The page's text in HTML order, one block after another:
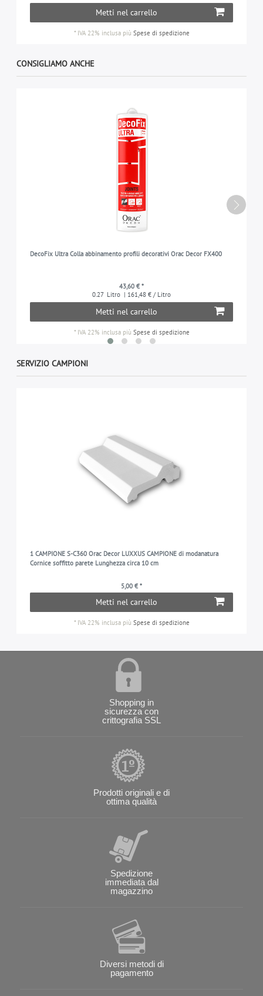
Metti nel carrello
* IVA 22% inclusapiù Spese di spedizione
CONSIGLIAMO ANCHE
DecoFix Ultra Colla abbinamento profili decorativi Orac Decor FX400
43,60 € *
0.27 Litro | 161,48 € / Litro
Metti nel carrello
* IVA 22% inclusapiù Spese di spedizione
SERVIZIO CAMPIONI
1 CAMPIONE S-C360 Orac Decor LUXXUS CAMPIONE di modanatura
Cornice soffitto parete Lunghezza circa 10 cm
5,00 € *
Metti nel carrello
* IVA 22% inclusapiù Spese di spedizione
Shopping in
sicurezza con
crittografia SSL
Prodotti originali e di
ottima qualità
Spedizione
immediata dal
magazzino
Diversi metodi di
pagamento